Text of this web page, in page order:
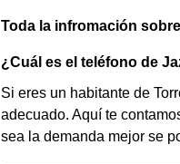
Toda la infromación
¿Cuál es el teléfono de
Si eres un habitante de
adecuado. Aquí te
sea la demanda mejor se